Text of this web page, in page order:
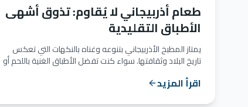
طعام أذربيجاني لا يُقاوم: تذوق أشهى
الأطباق التقليدية
يمتاز المطبخ الأذربيجاني بتنوعه وغناه بالنكهات التي تعكس
تاريخ البلاد وثقافتها. سواء كنت تفضل الأطباق الغنية باللحم أو
اقرأ المزيد